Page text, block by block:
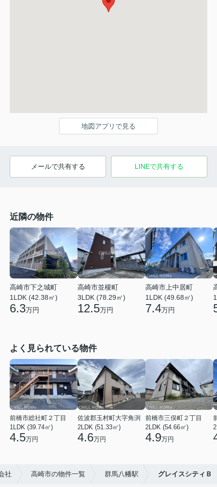
地図アプリで見る
メールで共有する LINEで共有する
近隣の物件
高崎市下之城町
1LDK (42.38㎡)
6.3万円
高崎市並榎町
3LDK (78.29㎡)
12.5万円
高崎市上中居町
1LDK (49.68㎡)
7.4万円
よく見られている物件
前橋市総社町２丁目
1LDK (39.74㎡)
4.5万円
佐波郡玉村町大字角渕
2LDK (51.33㎡)
4.6万円
前橋市三俣町２丁目
2LDK (54.66㎡)
4.9万円
社 高崎市の物件一覧 群馬八幡駅 グレイスシティＢ